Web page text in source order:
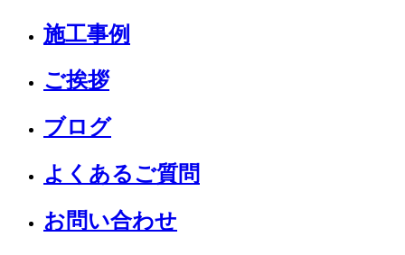
施工事例
ご挨拶
ブログ
よくあるご質問
お問い合わせ